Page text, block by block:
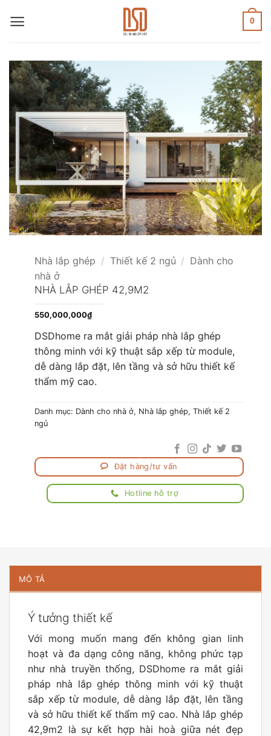
0
Nhà lắp ghép / Thiết kế 2 ngủ / Dành cho
nhà ở
NHÀ LẮP GHÉP 42,9M2
550,000,000₫
DSDhome ra mắt giải pháp nhà lắp ghép
thông minh với kỹ thuật sắp xếp từ module,
dễ dàng lắp đặt, lên tầng và sở hữu thiết kế
thẩm mỹ cao.
Danh mục: Dành cho nhà ở, Nhà lắp ghép, Thiết kế 2
ngủ
Đặt hàng/tư vấn
Hotline hỗ trợ
MÔ TẢ
Ý tưởng thiết kế
Với mong muốn mang đến không gian linh
hoạt và đa dạng công năng, không phức tạp
như nhà truyền thống, DSDhome ra mắt giải
pháp nhà lắp ghép thông minh với kỹ thuật
sắp xếp từ module, dễ dàng lắp đặt, lên tầng
và sở hữu thiết kế thẩm mỹ cao. Nhà lắp ghép
42,9m2 là sự kết hợp hài hoà giữa nét đẹp